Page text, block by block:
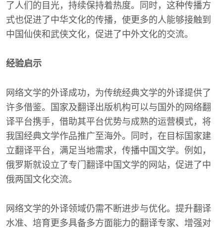
了人们的目光，持续保持着热度。同时，这种传播方
式也促进了中华文化的传播，使更多的人能够接触到
中国仙侠和武侠文化，促进了中外文化的交流。
经验启示
网络文学的外译成功，为传统经典文学的外译提供了
许多借鉴。国家及翻译出版机构可以与国外的网络翻
译平台携手，借助其平台优势与成熟的运营模式，将
我国经典文学作品推广至海外。同时，在目标国家建
立翻译平台，满足当地需求，传播中国文学。例如，
俄罗斯就设立了专门翻译中国文学的网站，促进了中
俄两国文化交流。
网络文学的外译领域仍需不断进步与优化。提升翻译
水准、培育更多具备多方面能力的翻译专家、增强对